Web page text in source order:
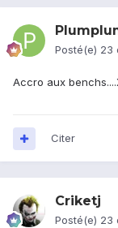
Posté(e) 23
Accro aux
Citer
Criketj
Posté(e) 23